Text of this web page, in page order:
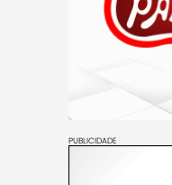
PUBLICIDADE